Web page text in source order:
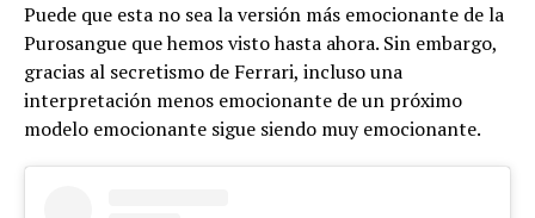
Puede que esta no sea la versión más emocionante de la
Purosangue que hemos visto hasta ahora. Sin embargo,
gracias al secretismo de Ferrari, incluso una
interpretación menos emocionante de un próximo
modelo emocionante sigue siendo muy emocionante.